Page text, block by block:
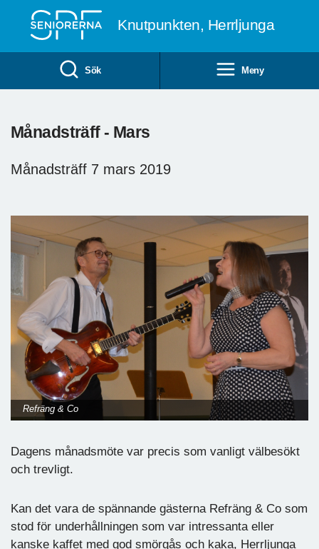
Knutpunkten, Herrljunga
Sök Meny
Månadsträff - Mars
Månadsträff 7 mars 2019
Refräng & Co
Dagens månadsmöte var precis som vanligt välbesökt
och trevligt.
Kan det vara de spännande gästerna Refräng & Co som
stod för underhållningen som var intressanta eller
kanske kaffet med god smörgås och kaka, Herrljunga